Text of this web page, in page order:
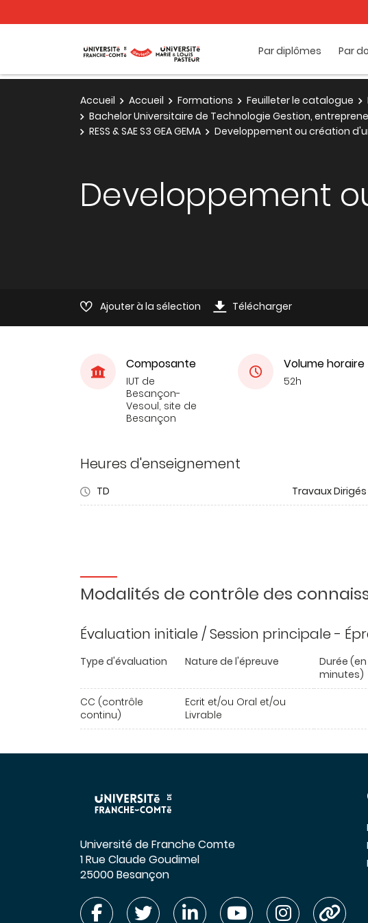
Par diplômes Par
Accueil Accueil Formations Feuilleter le catalogue
Bachelor Universitaire de Technologie Gestion,
RESS & SAE S3 GEA GEMA
Developpement ou création
Developpement
Ajouter à la sélection Télécharger
Composante
IUT de
Besançon-
Vesoul, site de
Besançon
Volume horaire
52h
Heures d'enseignement
TD Travaux Dirigés
Modalités de contrôle des
Évaluation initiale / Session principale -
Type d'évaluation Nature de l'épreuve
Durée (en
minutes)
CC (contrôle
continu)
Ecrit et/ou Oral et/ou
Livrable
Université de Franche Comte
1 Rue Claude Goudimel
25000 Besançon